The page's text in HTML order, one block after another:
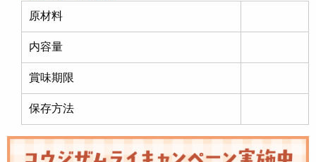
原材料
内容量
賞味期限
保存方法